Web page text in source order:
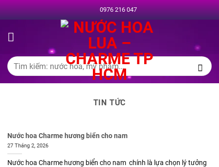
Chuyển
đến
dung
0976 216 047
Tìm
kiếm:
TIN TỨC
Nước hoa Charme hương biển cho nam
27 Tháng 2, 2026
Nước hoa Charme hương biển cho nam chính là lựa chọn lý tưởng